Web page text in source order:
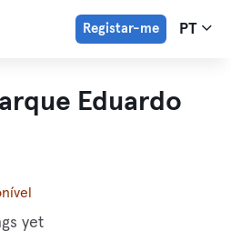
Registar-me PT
Eduardo
yet